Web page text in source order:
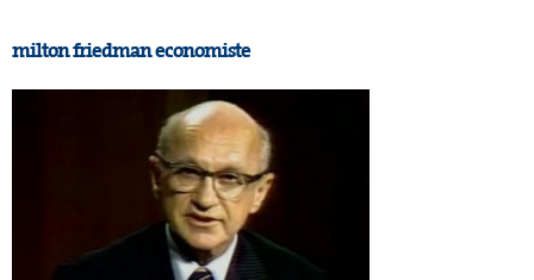
milton friedman economiste